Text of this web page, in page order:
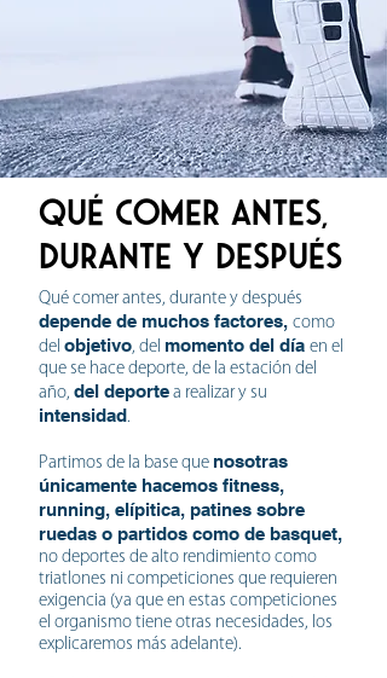
Qué comer antes,
durante y después
Qué comer antes, durante y después
depende de muchos factores, como
del objetivo, del momento del día en el
que se hace deporte, de la estación del
año, del deporte a realizar y su
intensidad.
Partimos de la base que nosotras
únicamente hacemos fitness,
running, elípitica, patines sobre
ruedas o partidos como de basquet,
no deportes de alto rendimiento como
triatlones ni competiciones que requieren
exigencia (ya que en estas competiciones
el organismo tiene otras necesidades, los
explicaremos más adelante).